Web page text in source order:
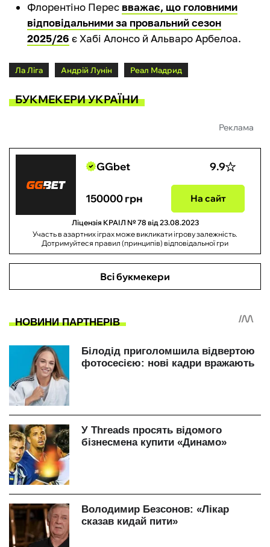
Флорентіно Перес вважає, що головними
відповідальними за провальний сезон
2025/26 є Хабі Алонсо й Альваро Арбелоа.
Ла Ліга Андрій Лунін Реал Мадрид
БУКМЕКЕРИ УКРАЇНИ
Реклама
GGbet 9.9
150000 грн На сайт
Ліцензія КРАІЛ № 78 від 23.08.2023
Участь в азартних іграх може викликати ігрову залежність.
Дотримуйтеся правил (принципів) відповідальної гри
Всі букмекери